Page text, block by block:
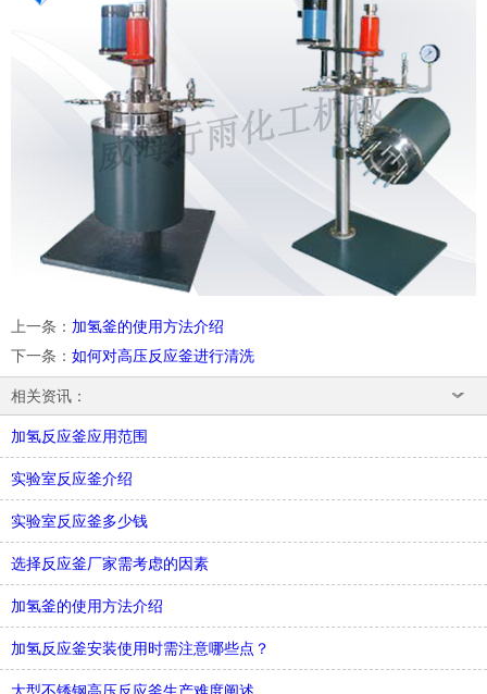
上一条 ： 加氢釜的使用方法介绍
下一条 ： 如何对高压反应釜进行清洗
相关资讯：
加氢反应釜应用范围
实验室反应釜介绍
实验室反应釜多少钱
选择反应釜厂家需考虑的因素
加氢釜的使用方法介绍
加氢反应釜安装使用时需注意哪些点？